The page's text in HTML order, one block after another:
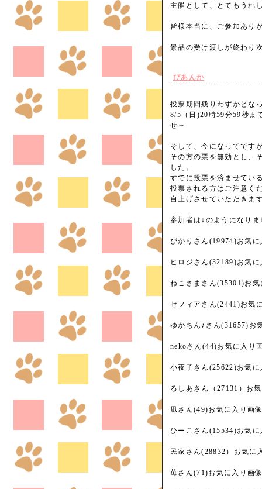
主催として、とてもうれ
皆様本当に、ご参加あり
景品の受け渡しが終わり
びあんか
投票期間残りわずかとな
8/5（日)20時59分59秒ま
せ～
そして、今になってです
その方の票を無効とし、
した。
すでに投票を済ませてい
投票される方はご注意く
自上げさせていただきま
参加者は↓のようになりま
ぴかりさん(19974)お気
ヒロジさん(32189)お気
ねこさまさん(35301)お
セフィアさん(2441)お気
ゆかちん♪さん(31657)お
nekoさん(44)お気に入り
小夜子さん(25622)お気
るしあさん（27131）お
凪さん(49)お気に入り画
ひーこさん(15534)お気
民家さん(28832）お気に
苺さん(71)お気に入り画